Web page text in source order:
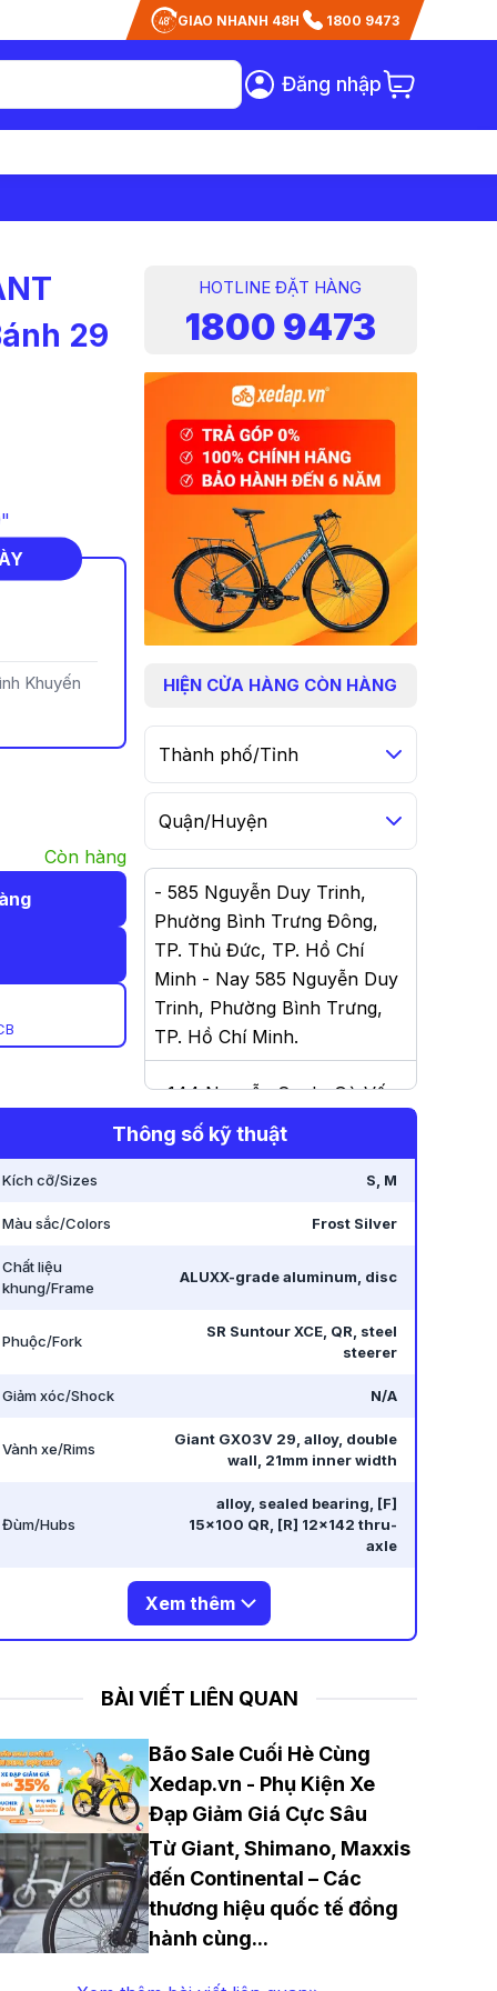
GIAO NHANH 48H 1800 9473
Đăng nhập
29
Khuyến
Còn hàng
HOTLINE ĐẶT HÀNG
1800 9473
HIỆN CỬA HÀNG CÒN HÀNG
Thành phố/Tỉnh
Quận/Huyện
- 585 Nguyễn Duy Trinh,
Phường Bình Trưng Đông,
TP. Thủ Đức, TP. Hồ Chí
Minh - Nay 585 Nguyễn Duy
Trinh, Phường Bình Trưng,
TP. Hồ Chí Minh.
-144 Nguyễn Oanh, Gò Vấp,
Hồ Chí Minh 700000,
Vietnam.
Thông số kỹ thuật
Kích cỡ/Sizes S, M
Màu sắc/Colors Frost Silver
Chất liệu
khung/Frame
ALUXX-grade aluminum, disc
Phuộc/Fork
SR Suntour XCE, QR, steel
steerer
Giảm xóc/Shock N/A
Vành xe/Rims
Giant GX03V 29, alloy, double
wall, 21mm inner width
Đùm/Hubs
alloy, sealed bearing, [F]
15×100 QR, [R] 12×142 thru-
axle
Xem thêm
BÀI VIẾT LIÊN QUAN
Bão Sale Cuối Hè Cùng
Xedap.vn - Phụ Kiện Xe
Đạp Giảm Giá Cực Sâu
Từ Giant, Shimano, Maxxis
đến Continental – Các
thương hiệu quốc tế đồng
hành cùng...